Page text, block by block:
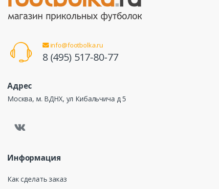
info@footbolka.ru
8 (495) 517-80-77
Адрес
Москва, м. ВДНХ, ул Кибальчича д 5
Информация
Как сделать заказ